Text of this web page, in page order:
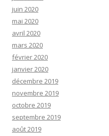
juin 2020
mai 2020
avril 2020
mars 2020
février 2020
janvier 2020
décembre 2019
novembre 2019
octobre 2019
septembre 2019
août 2019